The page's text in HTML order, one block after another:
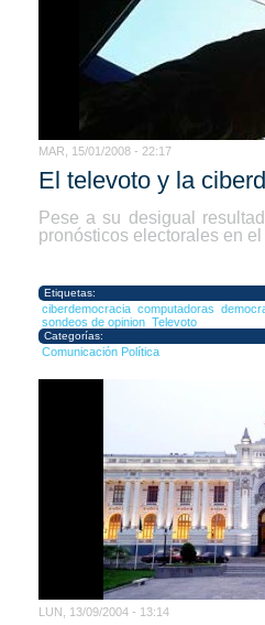
MAR, 15/01/2008 - 22:17
El televoto y la
Pese a su desigual
pronósticos electorales en
Etiquetas:
ciberdemocracia computadoras
sondeos de opinion Televoto
Categorías:
Comunicación Política
LUN, 13/09/2004 - 13:14